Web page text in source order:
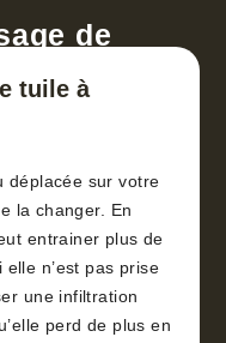
de
tuile à
déplacée sur votre
la changer. En
entrainer plus de
n’est pas prise
une infiltration
perd de plus en